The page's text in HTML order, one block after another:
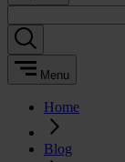
Menu
Home
Blog